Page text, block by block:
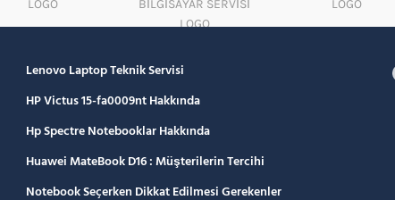
Lenovo Laptop Teknik Servisi
HP Victus 15-fa0009nt Hakkında
Hp Spectre Notebooklar Hakkında
Huawei MateBook D16 : Müşterilerin Tercihi
Notebook Seçerken Dikkat Edilmesi Gerekenler